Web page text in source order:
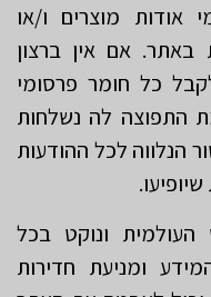
אודות מוצרים ו/או
באתר. אם אין ברצון
כל חומר פרסומי
התפוצה לה נשלחות
הנלווה לכל ההודעות
ונוקט בכל
ומניעת חדירות